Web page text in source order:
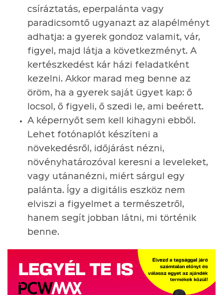
csíráztatás, eperpalánta vagy
paradicsomtő ugyanazt az alapélményt
adhatja: a gyerek gondoz valamit, vár,
figyel, majd látja a következményt. A
kertészkedést kár házi feladatként
kezelni. Akkor marad meg benne az
öröm, ha a gyerek saját ügyet kap: ő
locsol, ő figyeli, ő szedi le, ami beérett.
A képernyőt sem kell kihagyni ebből.
Lehet fotónaplót készíteni a
növekedésről, időjárást nézni,
növényhatározóval keresni a leveleket,
vagy utánanézni, miért sárgul egy
palánta. Így a digitális eszköz nem
elviszi a figyelmet a természetről,
hanem segít jobban látni, mi történik
benne.